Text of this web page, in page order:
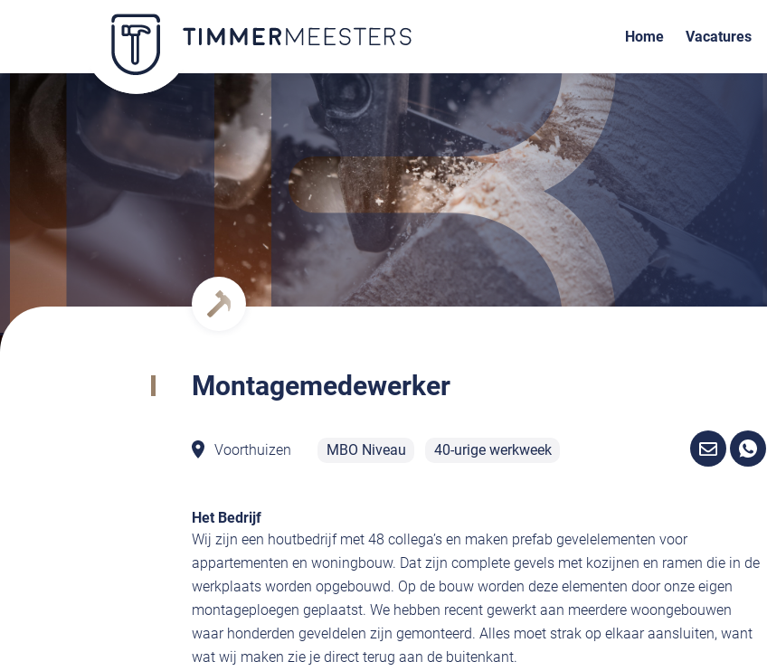
Home Vacatures
Montagemedewerker
Voorthuizen MBO Niveau 40-urige werkweek
Het Bedrijf
Wij zijn een houtbedrijf met 48 collega’s en maken prefab gevelelementen voor
appartementen en woningbouw. Dat zijn complete gevels met kozijnen en ramen die in de
werkplaats worden opgebouwd. Op de bouw worden deze elementen door onze eigen
montageploegen geplaatst. We hebben recent gewerkt aan meerdere woongebouwen
waar honderden geveldelen zijn gemonteerd. Alles moet strak op elkaar aansluiten, want
wat wij maken zie je direct terug aan de buitenkant.